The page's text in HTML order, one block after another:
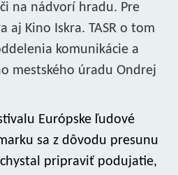
na nádvorí hradu. Pre
aj Kino Iskra. TASR o tom
komunikácie a
mestského úradu Ondrej
Európske ľudové
sa z dôvodu presunu
pripraviť podujatie,